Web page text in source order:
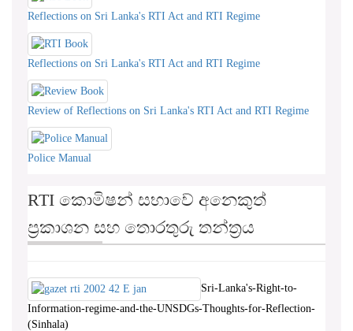
Review of Reflections on Sri Lanka's RTI Act and RTI Regime
Police Manual
RTI කොමිෂන් සභාවේ අනෙකුත්
ප්‍රකාශන සහ තොරතුරු තන්ත්‍රය
Sri-Lanka's-Right-to-
Information-regime-and-the-UNSDGs-Thoughts-for-Reflection-
A-Practitioner’s-Guide-to-
Orders-of-the Right-to-Information-Commission-of-sri-Lanka-
2017-2021-(Sinhala)